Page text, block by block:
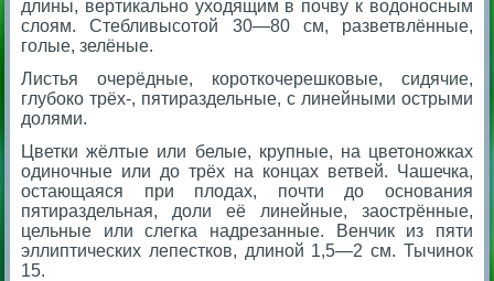
длины, вертикально уходящим в почву к водоносным
слоям. Стебливысотой 30—80 см, разветвлённые,
голые, зелёные.
Листья очерёдные, короткочерешковые, сидячие,
глубоко трёх-, пятираздельные, с линейными острыми
долями.
Цветки жёлтые или белые, крупные, на цветоножках
одиночные или до трёх на концах ветвей. Чашечка,
остающаяся при плодах, почти до основания
пятираздельная, доли её линейные, заострённые,
цельные или слегка надрезанные. Венчик из пяти
эллиптических лепестков, длиной 1,5—2 см. Тычинок
15.